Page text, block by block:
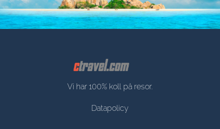
Vi har 100% koll på resor.
Datapolicy